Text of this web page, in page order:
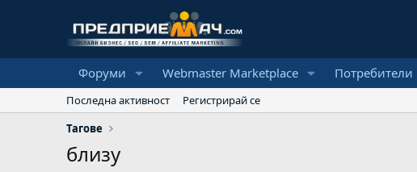
Форуми Webmaster Marketplace Потребители
Последна активност
Регистрирай се
Тагове
близу